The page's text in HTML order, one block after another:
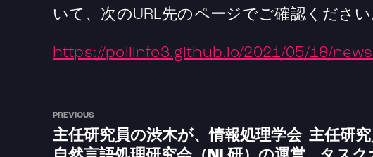
いて、次のURL先のページでご確認ください
https://poliinfo3.github.io/2021/05/18/
PREVIOUS
主任研究員の渋木が、情報処理学会 主任研